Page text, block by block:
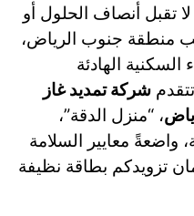
لا تقبل أنصاف الحلول أو
منطقة جنوب الرياض،
السكنية الهادئة
شركة تمديد غاز
، “منزل الدقة”،
واضعةً معايير السلامة
تزويدكم بطاقة نظيفة